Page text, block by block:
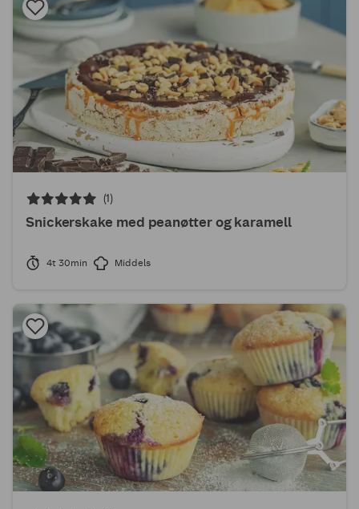
(1)
Snickerskake med peanøtter og karamell
4t 30min Middels